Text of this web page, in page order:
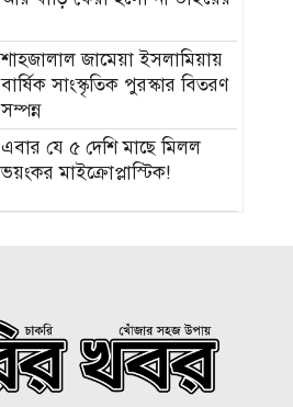
শাহজালাল জামেয়া ইসলামিয়ায়
বার্ষিক সাংস্কৃতিক পুরস্কার বিতরণ
সম্পন্ন
এবার যে ৫ দেশি মাছে মিলল
ভয়ংকর মাইক্রোপ্লাস্টিক!
জাকিরের মৃত্যুদণ্ড
বাংলাদেশ চা বোর্ডে বড় নিয়োগ